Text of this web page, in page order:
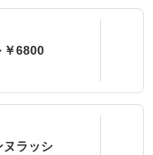
￥6800
ヌラッシ